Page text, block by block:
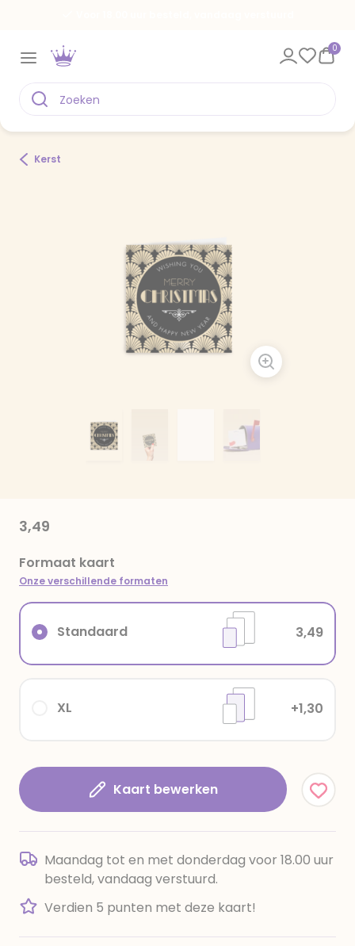
0
Kerst
3,49
Formaat kaart
Onze verschillende formaten
XL +1,30
Standaard 3,49
Kaart bewerken
Maandag tot en met donderdag voor 18.00 uur
besteld, vandaag verstuurd.
Verdien 5 punten met deze kaart!